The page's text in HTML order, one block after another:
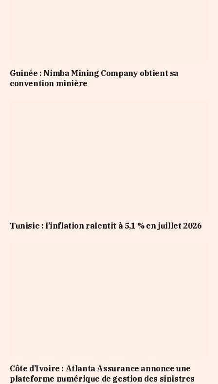
Guinée : Nimba Mining Company obtient sa
convention minière
Tunisie : l’inflation ralentit à 5,1 % en juillet 2026
Côte d’Ivoire : Atlanta Assurance annonce une
plateforme numérique de gestion des sinistres